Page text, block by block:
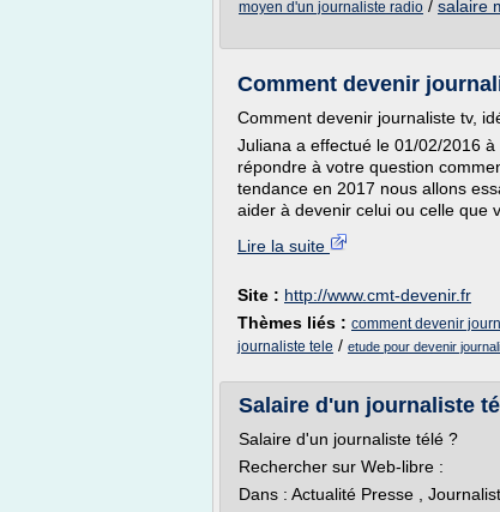
moyen d'un journaliste radio / salaire
Comment devenir
Comment devenir journaliste tv,
Juliana a effectué le 01/02/2016
répondre à votre question
tendance en 2017 nous allons
aider à devenir celui ou celle que
Lire la suite
Site : http://www.cmt-devenir.fr
Thèmes liés : comment devenir
journaliste tele / etude pour devenir
Salaire d'un journaliste
Salaire d'un journaliste télé ?
Rechercher sur Web-libre :
Dans : Actualité Presse ,